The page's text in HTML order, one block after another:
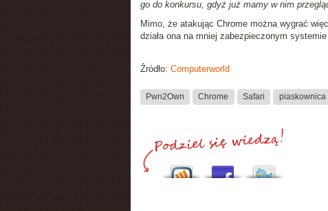
go do konkursu, gdyż już mamy w nim
Mimo, że atakując Chrome można wygrać
działa ona na mniej zabezpieczonym
Źródło: Computerworld
Pwn2Own Chrome Safari piaskownica